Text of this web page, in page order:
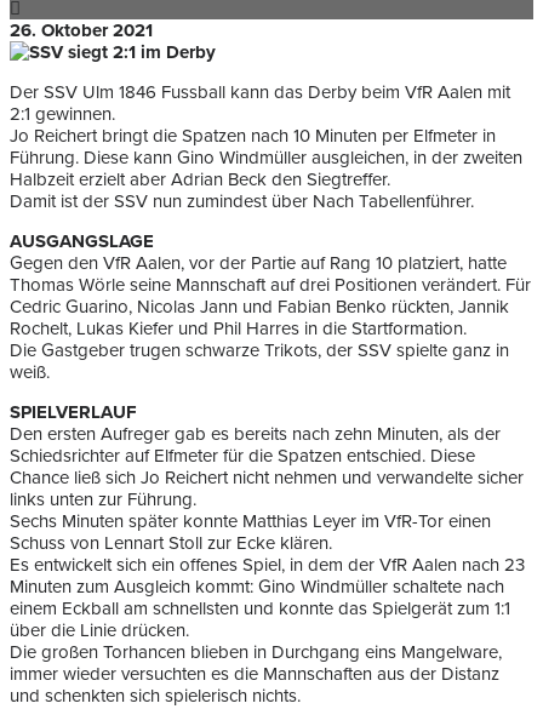
26. Oktober 2021
Der SSV Ulm 1846 Fussball kann das Derby beim VfR Aalen mit
2:1 gewinnen.
Jo Reichert bringt die Spatzen nach 10 Minuten per Elfmeter in
Führung. Diese kann Gino Windmüller ausgleichen, in der zweiten
Halbzeit erzielt aber Adrian Beck den Siegtreffer.
Damit ist der SSV nun zumindest über Nach Tabellenführer.
AUSGANGSLAGE
Gegen den VfR Aalen, vor der Partie auf Rang 10 platziert, hatte
Thomas Wörle seine Mannschaft auf drei Positionen verändert. Für
Cedric Guarino, Nicolas Jann und Fabian Benko rückten, Jannik
Rochelt, Lukas Kiefer und Phil Harres in die Startformation.
Die Gastgeber trugen schwarze Trikots, der SSV spielte ganz in
weiß.
SPIELVERLAUF
Den ersten Aufreger gab es bereits nach zehn Minuten, als der
Schiedsrichter auf Elfmeter für die Spatzen entschied. Diese
Chance ließ sich Jo Reichert nicht nehmen und verwandelte sicher
links unten zur Führung.
Sechs Minuten später konnte Matthias Leyer im VfR-Tor einen
Schuss von Lennart Stoll zur Ecke klären.
Es entwickelt sich ein offenes Spiel, in dem der VfR Aalen nach 23
Minuten zum Ausgleich kommt: Gino Windmüller schaltete nach
einem Eckball am schnellsten und konnte das Spielgerät zum 1:1
über die Linie drücken.
Die großen Torhancen blieben in Durchgang eins Mangelware,
immer wieder versuchten es die Mannschaften aus der Distanz
und schenkten sich spielerisch nichts.